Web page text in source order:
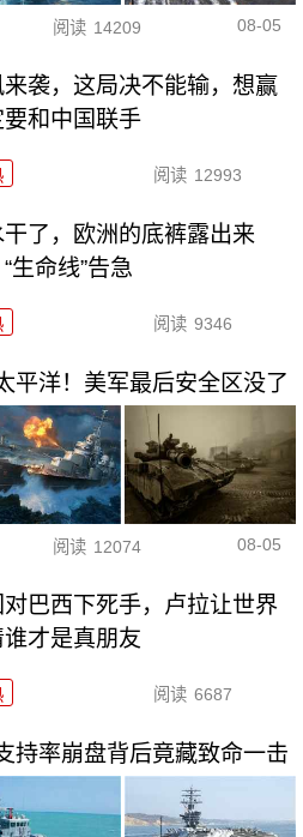
阅读 14209 08-05
来袭，这局决不能输，想赢
要和中国联手
阅读 12993
干了，欧洲的底裤露出来
生命线”告急
阅读 9346
平洋！美军最后安全区没了
阅读 12074 08-05
对巴西下死手，卢拉让世界
才是真朋友
阅读 6687
持率崩盘背后竟藏致命一击